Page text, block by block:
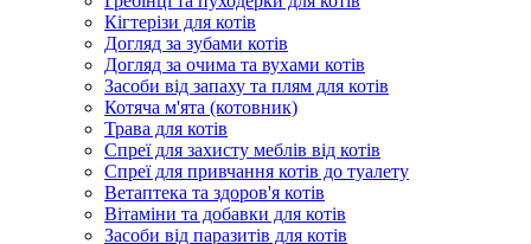
Кігтерізи для котів
Догляд за зубами котів
Догляд за очима та вухами котів
Засоби від запаху та плям для котів
Котяча м'ята (котовник)
Трава для котів
Спреї для захисту меблів від котів
Спреї для привчання котів до туалету
Ветаптека та здоров'я котів
Вітаміни та добавки для котів
Засоби від паразитів для котів